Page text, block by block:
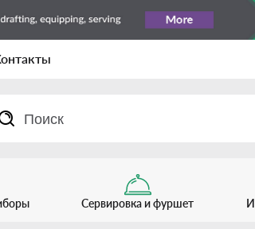
Сервировка и фуршет